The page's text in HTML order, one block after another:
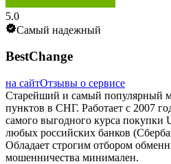
5.0
Самый надежный
BestChange
на сайтОтзывы о сервисе
Старейший и самый популярный
пунктов в СНГ. Работает с 2007
самого выгодного курса покупки
любых российских банков
Обладает строгим отбором
мошенничества минимален.